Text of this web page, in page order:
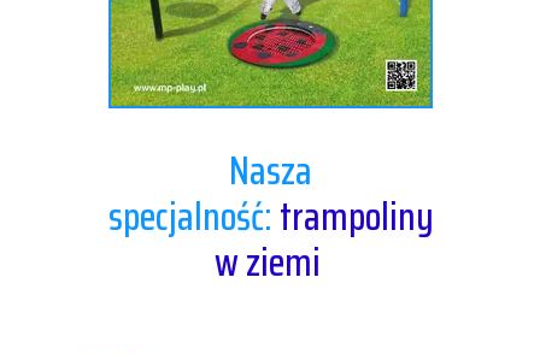
Nasza
specjalność:trampoliny
w ziemi